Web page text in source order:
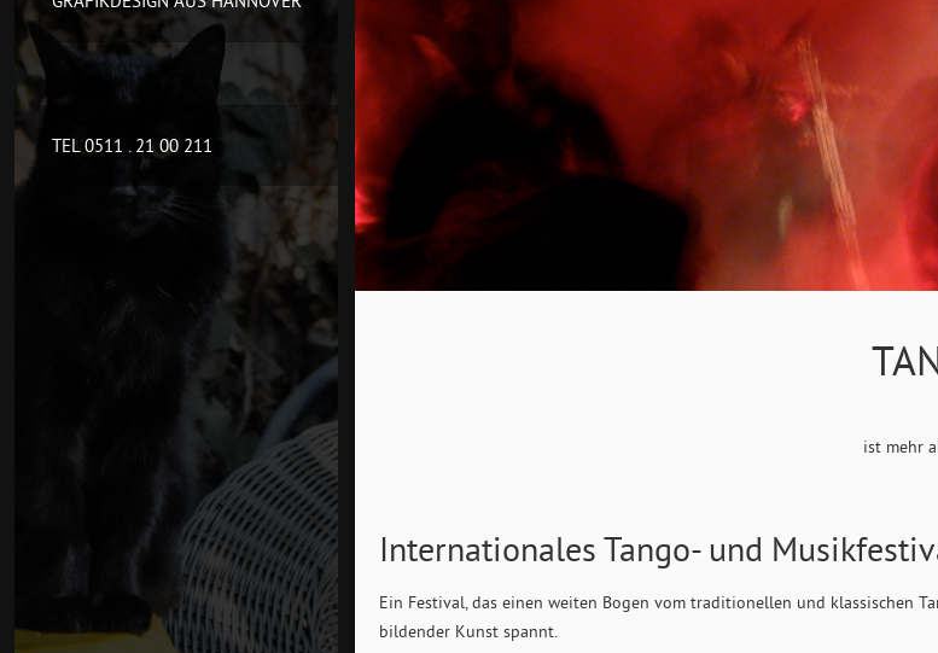
TEL 0511 . 21 00 211
ist mehr
Internationales Tango- und
Ein Festival, das einen weiten Bogen vom traditionellen und klassischen
bildender Kunst spannt.